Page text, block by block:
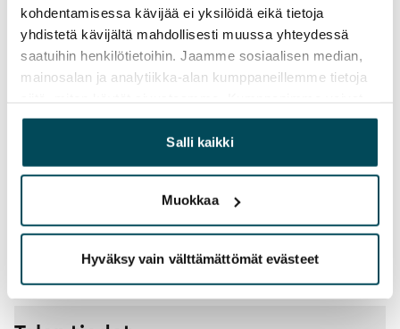
kohdentamisessa kävijää ei yksilöidä eikä tietoja
yhdistetä kävijältä mahdollisesti muussa yhteydessä
saatuihin henkilötietoihin. Jaamme sosiaalisen median,
mainosalan ja analytiikka-alan kumppaneillemme tietoja
yhdistää näitä tietoja muihin tietoihin, joita olet antanut
heille tai joita on kerätty, kun olet käyttänyt heidän
palvelujaan.
Salli kaikki
Muokkaa
Hyväksy vain välttämättömät evästeet
Sähkömaksu
Vuokralainen solmii itse sähkösopimuksen.
Laajakaista
lisänopeutta etuhintaan ottamalla yhteyttä
Lemmikit sallittu
Savuton talo